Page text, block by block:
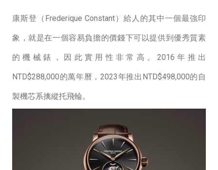
康斯登（Frederique Constant）給⼈的其中⼀個最強印
象，就是在⼀個容易負擔的價錢下可以提供到優秀質素
的機械錶，因此實⽤性非常⾼。2016年推出
NTD$288,000的萬年曆，2023年推出NTD$498,000的⾃
製機芯系擒縱托⾶輪。